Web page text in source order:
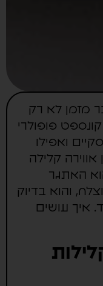
לא רק
פופולרי
ואפילו
קלילה
האתגר
והוא בדיוק
עושים